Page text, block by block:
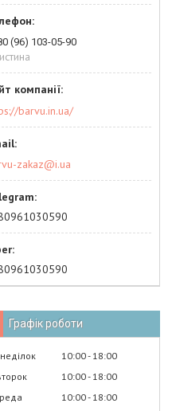
(96) 103-05-90
barvu.in.ua/
zakaz@i.ua
Графік роботи
10:00 18:00
10:00 18:00
10:00 18:00